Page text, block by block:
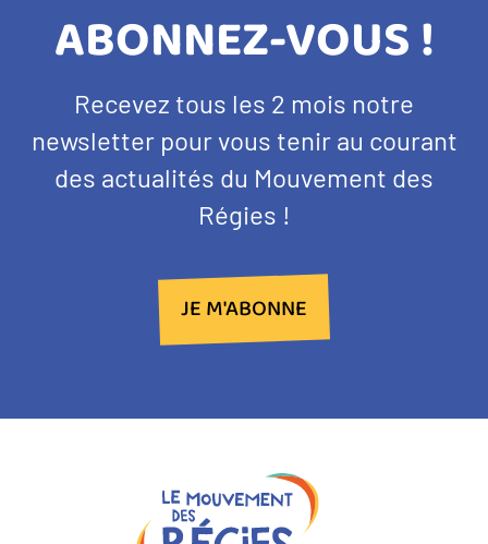
TITRE
BANDEAU
NEWSLETTER
ABONNEZ-VOUS !
Texte
d'introduction
Recevez tous les 2 mois notre
newsletter pour vous tenir au courant
des actualités du Mouvement des
Régies !
JE M'ABONNE